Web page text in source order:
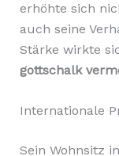
erhöhte sich
auch seine
Stärke wirkte
gottschalk
Internationale
Sein Wohnsitz